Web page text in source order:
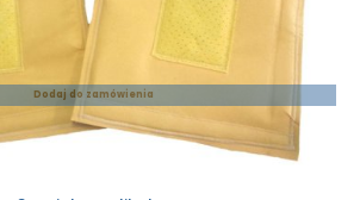
Dodaj do zamówienia